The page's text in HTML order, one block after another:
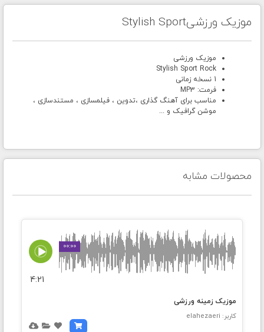
موزیک ورزشیStylish Sport
موزیک ورزشی
Stylish Sport Rock
1 نسخه زمانی
فرمت: MP3
مناسب برای آهنگ گذاری ،تدوین ، فیلمسازی ، مستندسازی ،
موشن گرافیک و ...
محصولات مشابه
00:00
4:21
موزیک زمینه ورزشی
کاربر: elahezaeri